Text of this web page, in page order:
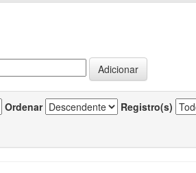
Ordenar Registro(s)